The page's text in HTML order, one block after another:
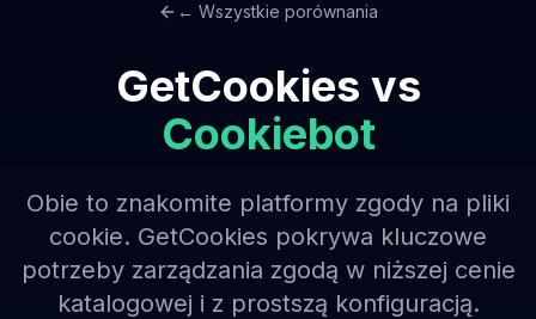
← Wszystkie porównania
GetCookies vs
Cookiebot
Obie to znakomite platformy zgody na pliki
cookie. GetCookies pokrywa kluczowe
potrzeby zarządzania zgodą w niższej cenie
katalogowej i z prostszą konfiguracją.